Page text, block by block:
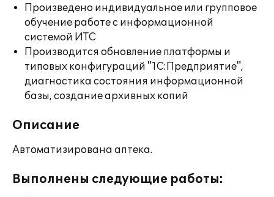
Произведено индивидуальное или групповое
обучение работе с информационной
системой ИТС
Производится обновление платформы и
типовых конфигураций "1С:Предприятие",
диагностика состояния информационной
базы, создание архивных копий
Описание
Автоматизирована аптека.
Выполнены следующие работы: